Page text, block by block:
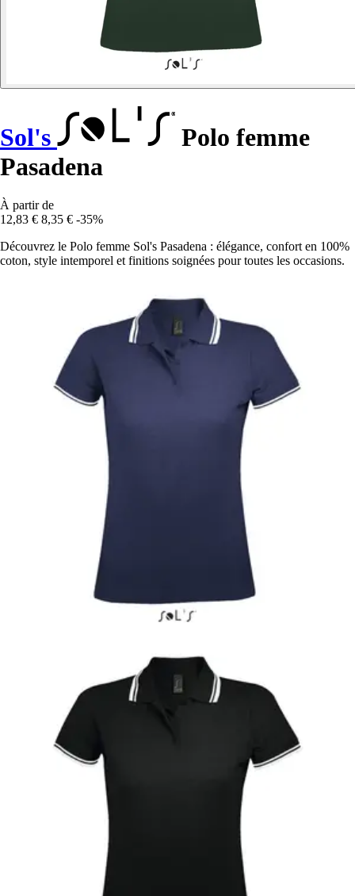
Sol's
Polo femme
Pasadena
À partir de
12,83 € 8,35 € -35%
Découvrez le Polo femme Sol's Pasadena : élégance, confort en 100%
coton, style intemporel et finitions soignées pour toutes les occasions.